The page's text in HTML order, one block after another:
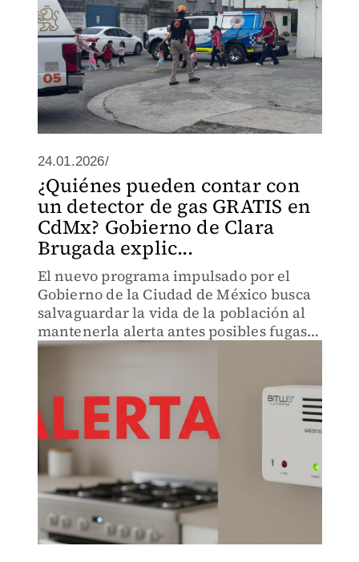
24.01.2026/
¿Quiénes pueden contar con
un detector de gas GRATIS en
CdMx? Gobierno de Clara
Brugada explic...
El nuevo programa impulsado por el
Gobierno de la Ciudad de México busca
salvaguardar la vida de la población al
mantenerla alerta antes posibles fugas
de gas.